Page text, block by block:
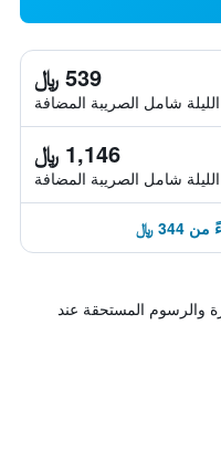
539 ﷼
شامل الصريبة المضافة
1,146 ﷼
شامل الصريبة المضافة
والرسوم المستحقة عند